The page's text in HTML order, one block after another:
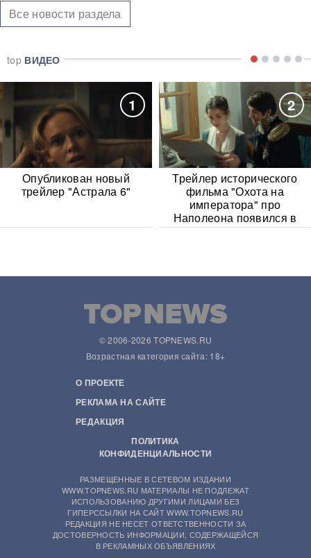
Все новости раздела
top ВИДЕО
1
Опубликован новый
трейлер "Астрала 6"
2
Трейлер исторического
фильма "Охота на
императора" про
Наполеона появился в
Сети
© 2006-2026 TOPNEWS.RU
Возрастная категория сайта: 18+
О ПРОЕКТЕ
РЕКЛАМА НА САЙТЕ
РЕДАКЦИЯ
ПОЛИТИКА
КОНФИДЕНЦИАЛЬНОСТИ
РАЗМЕЩЕННЫЕ В СЕТЕВОМ ИЗДАНИИ
WWW.TOPNEWS.RU МАТЕРИАЛЫ НЕ ПОДЛЕЖАТ
ИСПОЛЬЗОВАНИЮ ДРУГИМИ ЛИЦАМИ БЕЗ
ГИПЕРССЫЛКИ НА САЙТ WWW.TOPNEWS.RU
РЕДАКЦИЯ НЕ НЕСЕТ ОТВЕТСТВЕННОСТИ ЗА
ДОСТОВЕРНОСТЬ ИНФОРМАЦИИ, СОДЕРЖАЩЕЙСЯ
В РЕКЛАМНЫХ ОБЪЯВЛЕНИЯХ